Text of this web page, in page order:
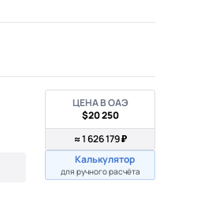
ЦЕНА В ОАЭ
$20 250
≈ 1 626 179 ₽
Калькулятор
для ручного расчёта